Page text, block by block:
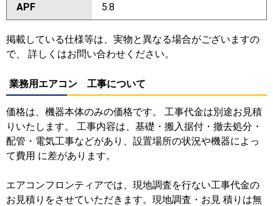
APF 5.8
掲載している仕様等は、実物と異なる場合がございますの
で、 詳しくはお問い合わせください。
業務用エアコン 工事について
価格は、機器本体のみの価格です。 工事代金は別途お見積
りいたします。 工事内容は、基礎・搬入据付・撤去処分・
配管・電気工事などがあり、設置場所の状況や機器によっ
て費用 に差があります。
エアコンフロンティアでは、現地調査を行ない工事代金の
お見積りをさせていただきます。現地調査・お見 積りは無